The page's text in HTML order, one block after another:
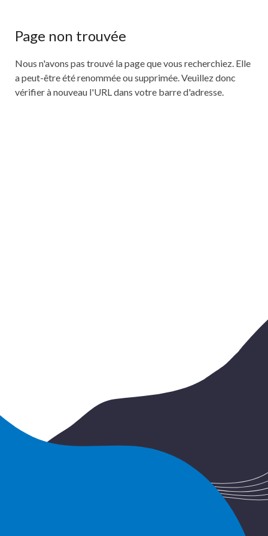
Page non trouvée
Nous n'avons pas trouvé la page que vous recherchiez. Elle
a peut-être été renommée ou supprimée. Veuillez donc
vérifier à nouveau l'URL dans votre barre d'adresse.